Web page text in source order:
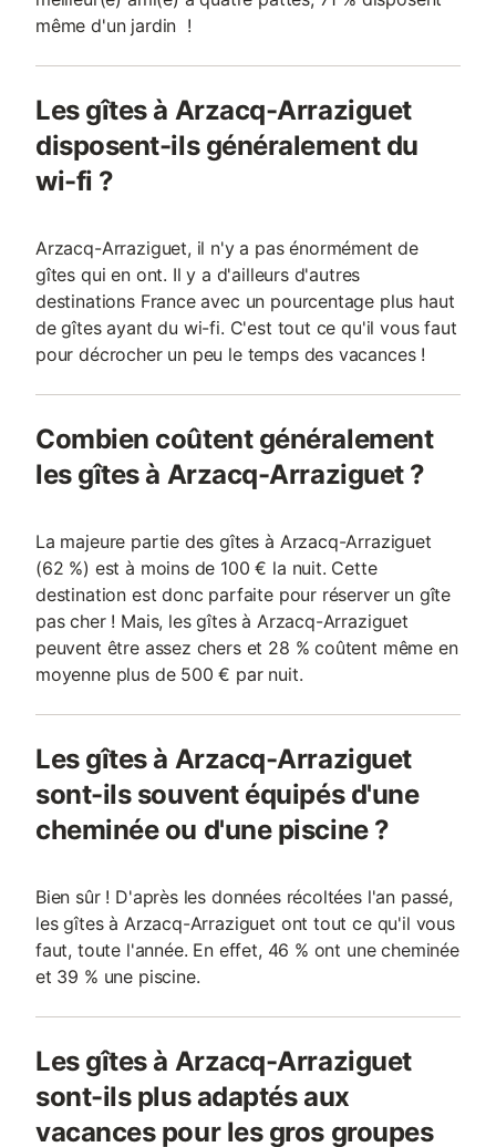
même d'un jardin !
Les gîtes à Arzacq-Arraziguet
disposent-ils généralement du
wi-fi ?
Arzacq-Arraziguet, il n'y a pas énormément de
gîtes qui en ont. Il y a d'ailleurs d'autres
destinations France avec un pourcentage plus haut
de gîtes ayant du wi-fi. C'est tout ce qu'il vous faut
pour décrocher un peu le temps des vacances !
Combien coûtent généralement
les gîtes à Arzacq-Arraziguet ?
La majeure partie des gîtes à Arzacq-Arraziguet
(62 %) est à moins de 100 € la nuit. Cette
destination est donc parfaite pour réserver un gîte
pas cher ! Mais, les gîtes à Arzacq-Arraziguet
peuvent être assez chers et 28 % coûtent même en
moyenne plus de 500 € par nuit.
Les gîtes à Arzacq-Arraziguet
sont-ils souvent équipés d'une
cheminée ou d'une piscine ?
Bien sûr ! D'après les données récoltées l'an passé,
les gîtes à Arzacq-Arraziguet ont tout ce qu'il vous
faut, toute l'année. En effet, 46 % ont une cheminée
et 39 % une piscine.
Les gîtes à Arzacq-Arraziguet
sont-ils plus adaptés aux
vacances pour les gros groupes